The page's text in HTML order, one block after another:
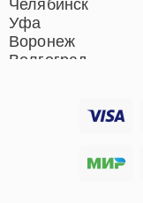
Челябинск
Уфа
Воронеж
Волгоград
Хабаровск